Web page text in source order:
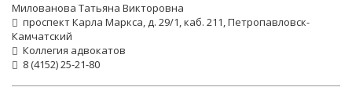
Милованова Татьяна Викторовна
проспект Карла Маркса, д. 29/1, каб. 211, Петропавловск-
Камчатский
Коллегия адвокатов
8 (4152) 25-21-80